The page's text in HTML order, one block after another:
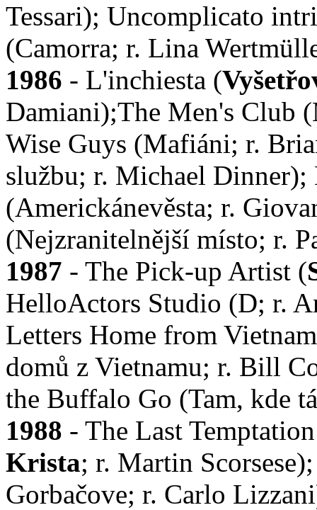
Tessari); Uncomplicato
(Camorra; r. Lina
1986 - L'inchiesta (
Damiani);The Men's Club
Wise Guys (Mafiáni; r.
službu; r. Michael Dinner);
(Americkánevěsta; r.
(Nejzranitelnější místo; r.
1987 - The Pick-up Artist (
HelloActors Studio (D; r.
Letters Home from
domů z Vietnamu; r. Bill
the Buffalo Go (Tam, kde
1988 - The Last
Krista; r. Martin
Gorbačove; r. Carlo